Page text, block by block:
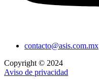
contacto@asis.com.mx
Copyright © 2024
Aviso de privacidad